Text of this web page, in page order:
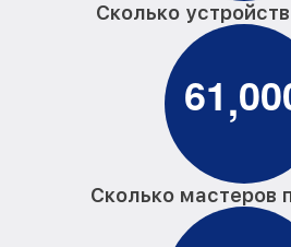
Сколько
61,00
Сколько мастеров